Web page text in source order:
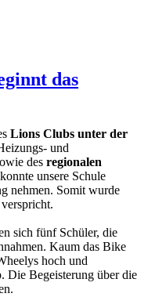
das
Lions Clubs unter der
und
des regionalen
konnte unsere Schule
nehmen. Somit wurde
sich fünf Schüler, die
Kaum das Bike
hoch und
Die Begeisterung über die